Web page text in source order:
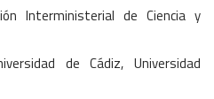
Interministerial de Ciencia y
de Cádiz, Universidad